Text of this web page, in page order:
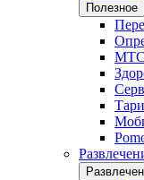
Полезное
МТС